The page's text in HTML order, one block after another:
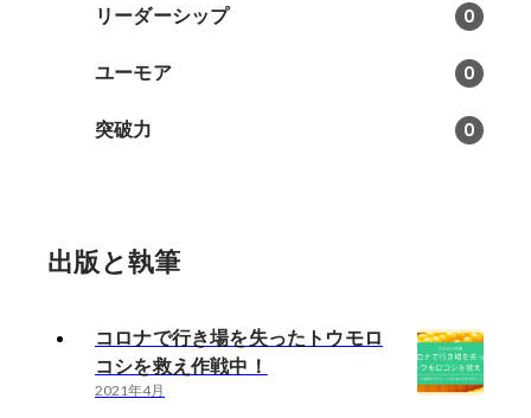
リーダーシップ 0
ユーモア 0
突破力 0
出版と執筆
コロナで行き場を失ったトウモロ
コシを救え作戦中！
2021年4月